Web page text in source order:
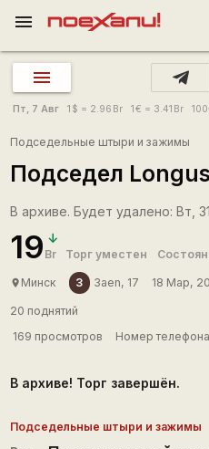
menu
Пт, 7 Авг 1 $ = 2.96 Br 1€ = 3.41 Br 100
Подседельные штыри и зажимы
Подседел
В архиве. Будет удалено: Вт,
19 Br Торг уместен
place Минск 3 3aen, 17 18 Мар,
20 поднятий
169 просмотров
Номер
В архиве! Торг завершён.
Подседельные штыри и зажимы